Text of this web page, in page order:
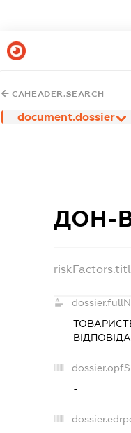
CAHEADER.SEARCH
document.dossier
ДОН-
-